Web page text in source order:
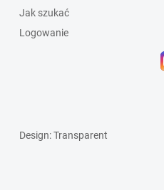
Jak szukać
Logowanie
Design: Transparent